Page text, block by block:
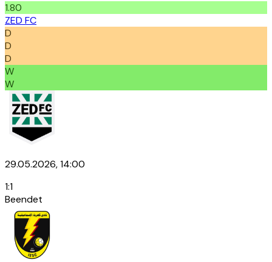
1.80
ZED FC
D
D
D
W
W
29.05.2026, 14:00
1:1
Beendet